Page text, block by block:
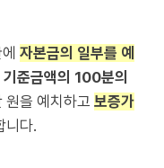
자본금의 일부를 예
준금액의 100분의
원을 예치하고 보증가
니다.